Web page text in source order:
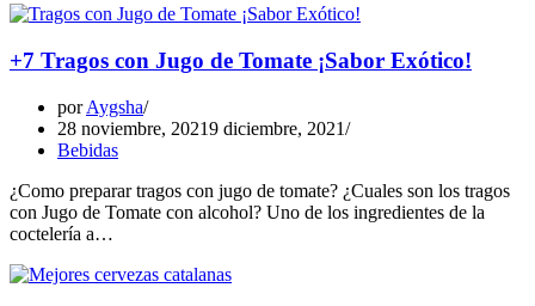
+7 Tragos con Jugo de Tomate ¡Sabor Exótico!
porAygsha
28 noviembre, 20219 diciembre, 2021
Bebidas
¿Como preparar tragos con jugo de tomate? ¿Cuales son los tragos
con Jugo de Tomate con alcohol? Uno de los ingredientes de la
coctelería a…